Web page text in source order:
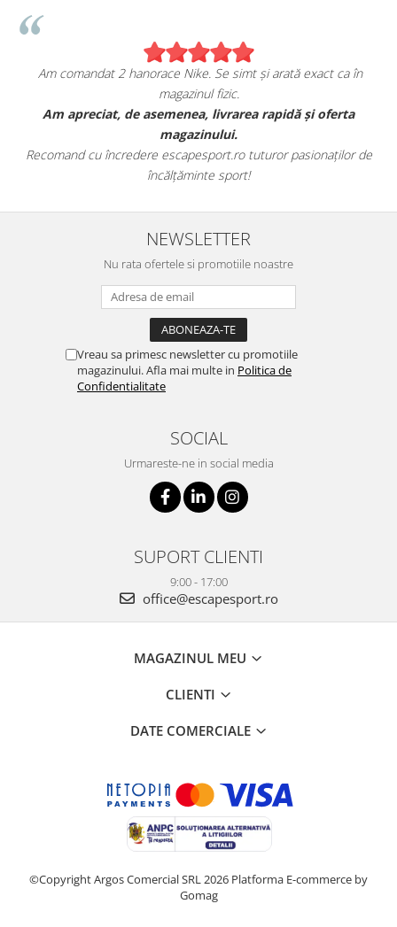
Am comandat 2 hanorace Nike. Se simt și arată exact ca în
magazinul fizic.
Am apreciat, de asemenea, livrarea rapidă și oferta
magazinului.
Recomand cu încredere escapesport.ro tuturor pasionaților de
încălțăminte sport!
NEWSLETTER
Nu rata ofertele si promotiile noastre
Vreau sa primesc newsletter cu promotiile
magazinului. Afla mai multe in Politica de
Confidentialitate
SOCIAL
Urmareste-ne in social media
SUPORT CLIENTI
9:00 - 17:00
office@escapesport.ro
MAGAZINUL MEU
CLIENTI
DATE COMERCIALE
©Copyright Argos Comercial SRL 2026 Platforma E-commerce by
Gomag